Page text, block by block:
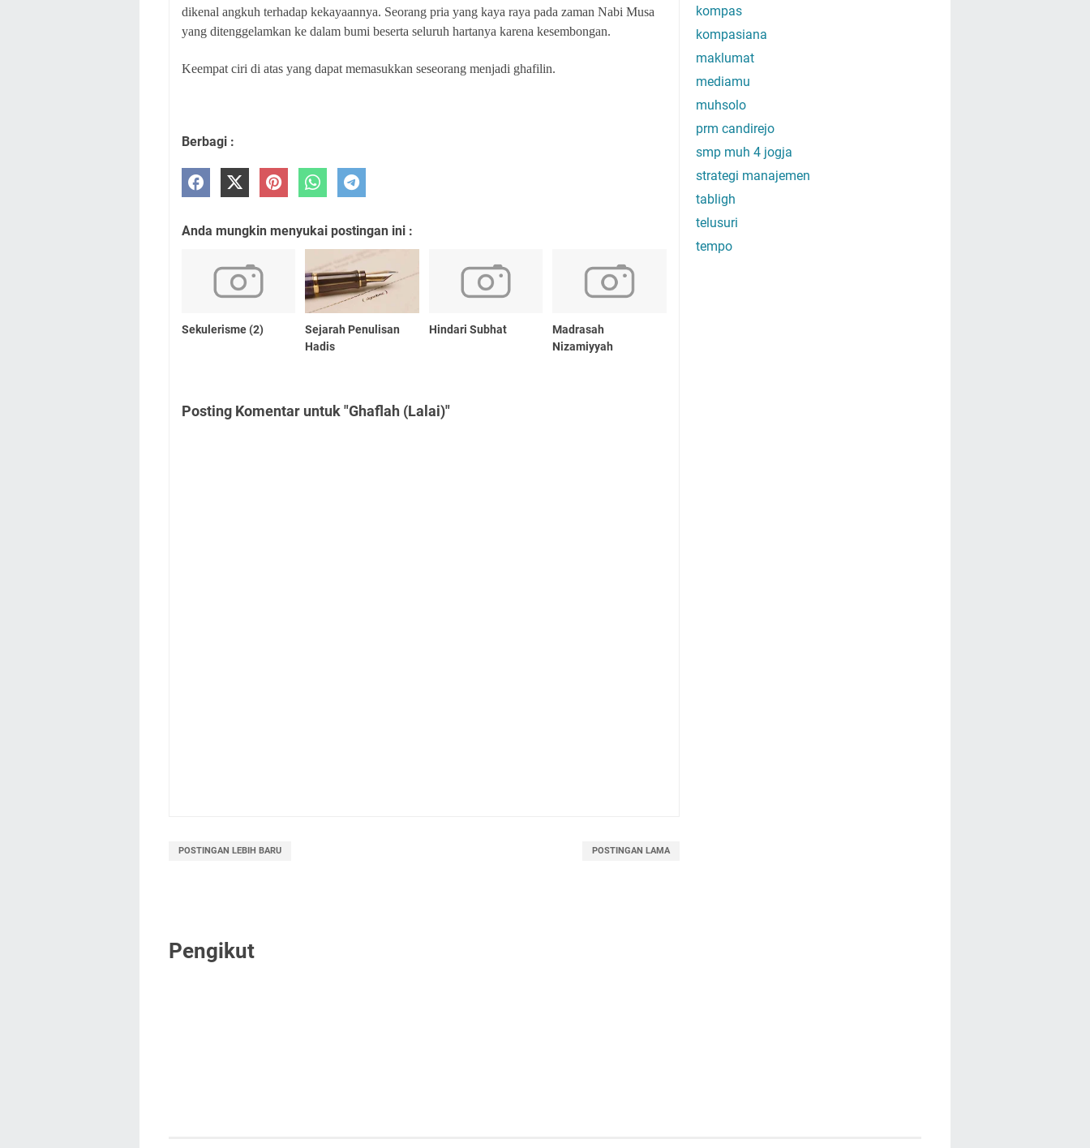
dikenal angkuh terhadap kekayaannya. Seorang pria yang kaya raya pada zaman Nabi Musa
yang ditenggelamkan ke dalam bumi beserta seluruh hartanya karena kesembongan.
Keempat ciri di atas yang dapat memasukkan seseorang menjadi ghafilin.
Berbagi :
Anda mungkin menyukai postingan ini :
Sekulerisme (2)
Sejarah Penulisan
Hadis
Hindari Subhat
Madrasah
Nizamiyyah
Posting Komentar untuk "Ghaflah (Lalai)"
POSTINGAN LEBIH BARU POSTINGAN LAMA
kompas
kompasiana
maklumat
mediamu
muhsolo
prm candirejo
smp muh 4 jogja
strategi manajemen
tabligh
telusuri
tempo
Pengikut